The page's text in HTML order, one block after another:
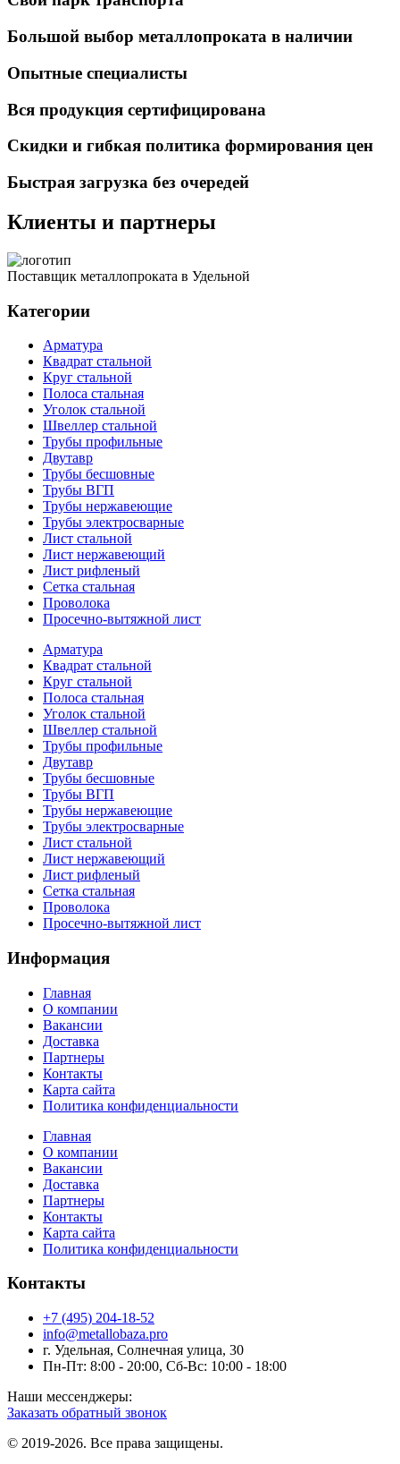
Большой выбор металлопроката в наличии
Опытные специалисты
Вся продукция сертифицирована
Скидки и гибкая политика формирования цен
Быстрая загрузка без очередей
Клиенты и партнеры
Поставщик металлопроката в Удельной
Категории
Арматура
Квадрат стальной
Круг стальной
Полоса стальная
Уголок стальной
Швеллер стальной
Трубы профильные
Двутавр
Трубы бесшовные
Трубы ВГП
Трубы нержавеющие
Трубы электросварные
Лист стальной
Лист нержавеющий
Лист рифленый
Сетка стальная
Проволока
Просечно-вытяжной лист
Арматура
Квадрат стальной
Круг стальной
Полоса стальная
Уголок стальной
Швеллер стальной
Трубы профильные
Двутавр
Трубы бесшовные
Трубы ВГП
Трубы нержавеющие
Трубы электросварные
Лист стальной
Лист нержавеющий
Лист рифленый
Сетка стальная
Проволока
Просечно-вытяжной лист
Информация
Главная
О компании
Вакансии
Доставка
Партнеры
Контакты
Карта сайта
Политика конфиденциальности
Главная
О компании
Вакансии
Доставка
Партнеры
Контакты
Карта сайта
Политика конфиденциальности
Контакты
+7 (495) 204-18-52
info@metallobaza.pro
г. Удельная, Солнечная улица, 30
Пн-Пт: 8:00 - 20:00, Сб-Вс: 10:00 - 18:00
Наши мессенджеры:
Заказать обратный звонок
© 2019-2026. Все права защищены.